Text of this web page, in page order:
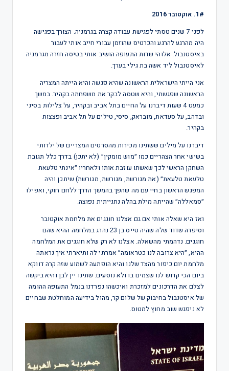
1#. אוקטובר 2016
לפני 7 שנים טסתי לפגישת עבודה קצרה בגרמניה. הצורך בפגישה
היה מהרגע להרגע והכרטיס שהוזמן עבורי חייב אותי לעבור
באיסטנבול. אלוהי שדות התעופה הושיב אותי בטיסה חזרה מגרמניה
לאיסטנבול ליד אשה בת גילי בערך.
אני הייתי הישראלית הראשונה שהיא פגשה והיא הייתה המצריה
הראשונה שפגשתי, והיא שטסה לבקר את משפחתה בקהיר. במשך
כמעט 4 שעות דיברנו על החיים בתל אביב ובקהיר, על צלילות בסיני
ובדהב, על סעדאת, מובראק, סיסי, טילים על תל אביב ופצצות
בקהיר.
דיברנו על מילים ששתינו מכירות מהסרטים המצריים של ילדותי
בשישי אחר הצהריים כמו ״מוש מומקין״ (לא יתכן) בדרך כלל תגובת
השחקן הראשי לכך שאשתו עוזבת אותו ולאחריו ״אינתי טלעאת
טלעאת טלעאת״ (את מגורשת, מגורשת, מגורשת) שיתכן והיה
המפגש הראשון בחיי עם מה שהפך בהמשך הדרך ללחם חוקי, ואפילו
״סמאללה״ שהייתה מילת בהלה נתנייתית נפוצה.
ואז היא שאלה אותי אם גם אצלנו חוגגים את מלחמת אוקטובר
וסיפרה שדוד שלה שהיה טייס בן 23 נהרג במלחמה ההיא שהם
חוגגים. נדהמתי מהשאלה. אצלנו לא רק שלא חוגגים את המלחמה
ההיא, ״היא צרובה לנו כטראומה״ אמרתי לה ותיארתי איך נראתה
מלחמת יום כיפור מהצד שלנו והיא הופתעה לשמוע שזה קרה דווקא
ביום הכי קדוש לנו שצמים בו ולא נוסעים. שתינו יין לבן והיא ביקשה
לצלם את הדרכונים למזכרת ואיכשהו נפרדנו בנמל התעופה ההומה
של איסטנבול בחיבוק של שלום קר, מהול בידיעה המוחלטת שבחיים
לא ניפגש שוב מחוץ למטוס.